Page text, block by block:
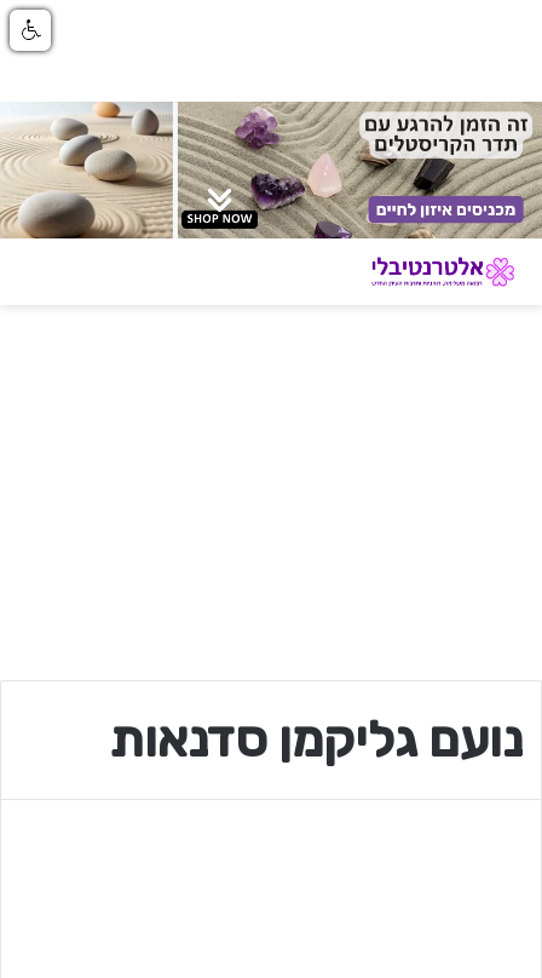
נועם גליקמן סדנאות